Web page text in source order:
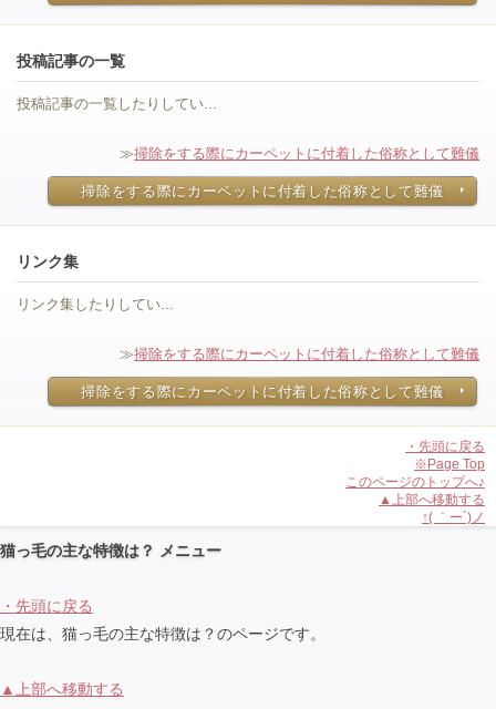
投稿記事の一覧
投稿記事の一覧したりしてい...
≫掃除をする際にカーペットに付着した俗称として難儀
掃除をする際にカーペットに付着した俗称として難儀
リンク集
リンク集したりしてい...
≫掃除をする際にカーペットに付着した俗称として難儀
掃除をする際にカーペットに付着した俗称として難儀
・先頭に戻る
※Page Top
このページのトップへ♪
▲上部へ移動する
↑( ｀ー´)ノ
猫っ毛の主な特徴は？ メニュー
・先頭に戻る
現在は、猫っ毛の主な特徴は？のページです。
▲上部へ移動する